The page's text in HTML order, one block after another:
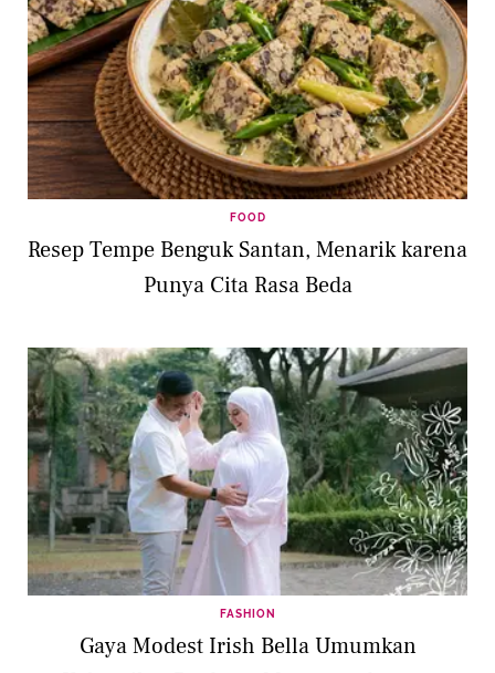
FOOD
Resep Tempe Benguk Santan, Menarik karena
Punya Cita Rasa Beda
FASHION
Gaya Modest Irish Bella Umumkan